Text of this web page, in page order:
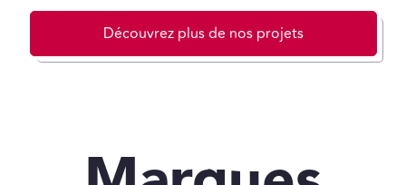
Découvrez plus de nos projets